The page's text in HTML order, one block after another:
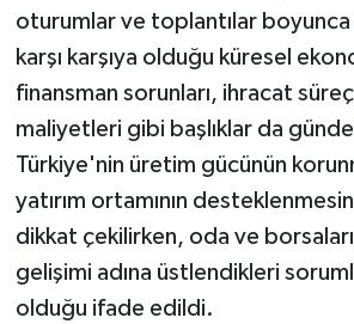
oturumlar ve toplantılar boyunca
karşı karşıya olduğu küresel
finansman sorunları, ihracat
maliyetleri gibi başlıklar da
Türkiye'nin üretim gücünün
yatırım ortamının
dikkat çekilirken, oda ve
gelişimi adına üstlendikleri
olduğu ifade edildi.